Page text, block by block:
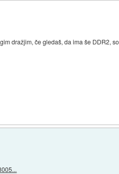
dražjim, če gledaš, da ima še DDR2,